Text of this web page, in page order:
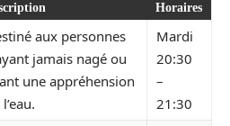
Horaires
aux personnes
jamais nagé ou
une appréhension
Mardi
20:30
–
21:30